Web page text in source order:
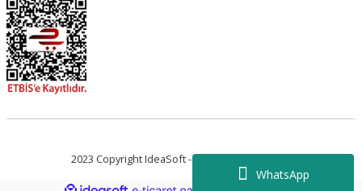
WhatsApp
2023 Copyright IdeaSoft - Tüm Hakları Saklıdır.